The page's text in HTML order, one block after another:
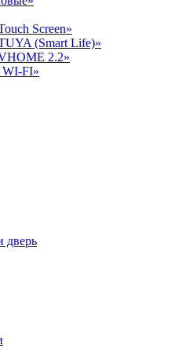
Screen»
(Smart Life)»
2.2»
FI»
дверь